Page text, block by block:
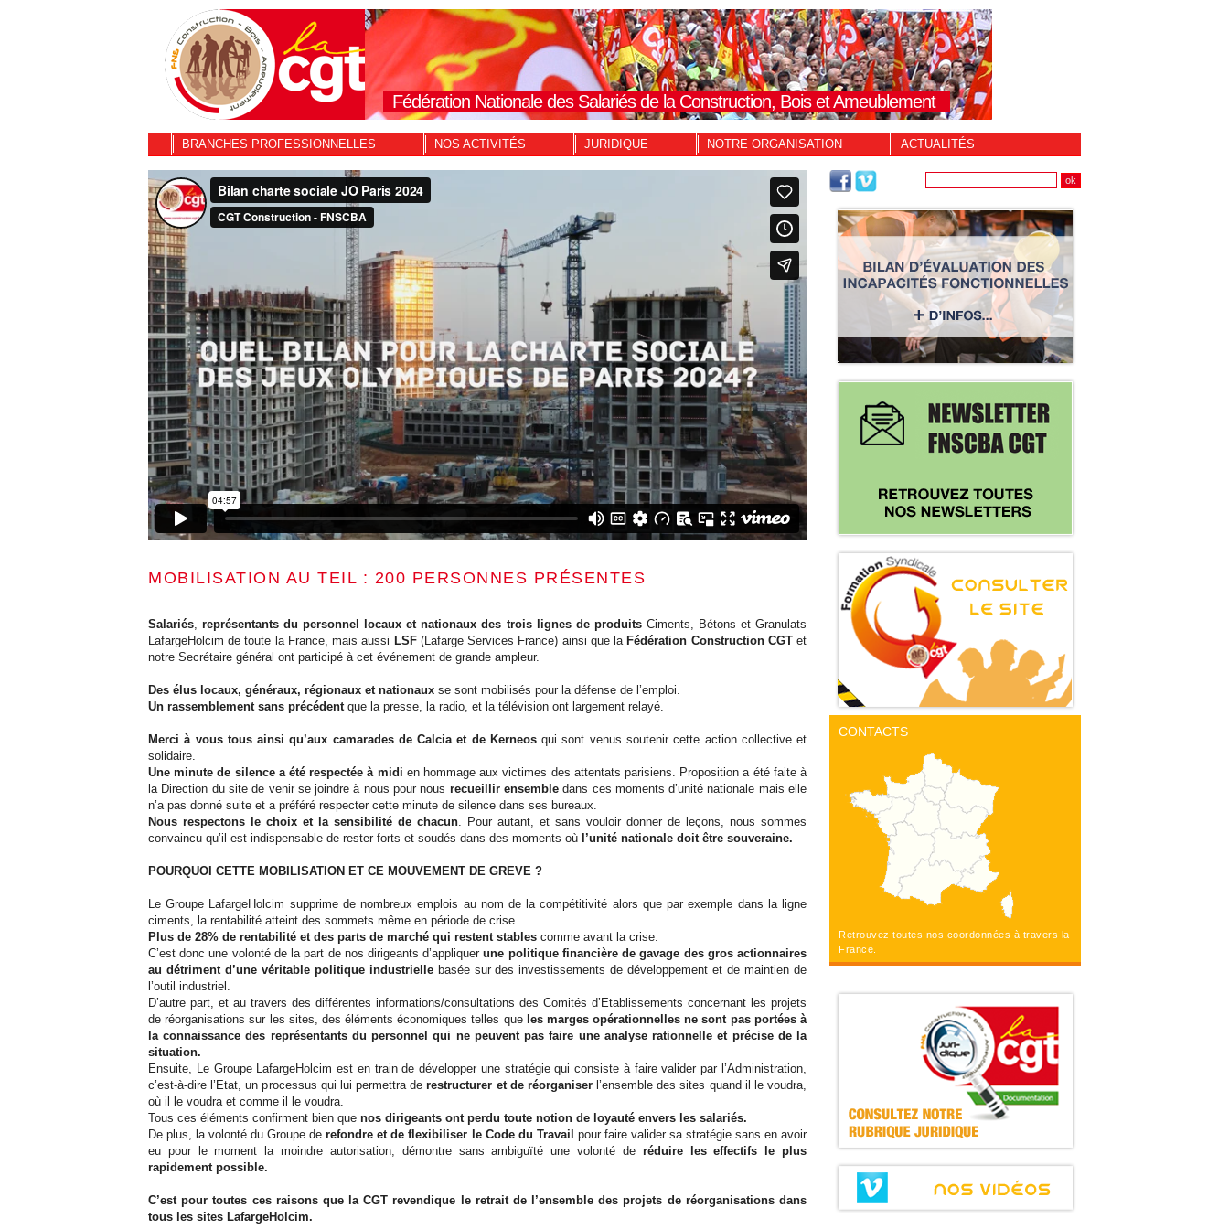
Fédération Nationale des Salariés de la Construction, Bois et Ameublement
BRANCHES PROFESSIONNELLES NOS ACTIVITÉS JURIDIQUE NOTRE ORGANISATION ACTUALITÉS
CONTACTS
Retrouvez toutes nos coordonnées à travers la
France.
MOBILISATION AU TEIL : 200 PERSONNES PRÉSENTES
Salariés,représentants du personnel locaux et nationaux des trois lignes de produitsCiments, Bétons et Granulats
LafargeHolcim de toute la France, mais aussi LSF(Lafarge Services France) ainsi que la Fédération Construction CGTet
notre Secrétaire général ont participé à cet événement de grande ampleur.
Des élus locaux, généraux, régionaux et nationaux se sont mobilisés pour la défense de l’emploi.
Un rassemblement sans précédent que la presse, la radio, et la télévision ont largement relayé.
Merci à vous tous ainsi qu’aux camarades de Calcia et de Kerneosqui sont venus soutenir cette action collective et
solidaire.
Une minute de silence a été respectée à midi en hommage aux victimes des attentats parisiens. Proposition a été faite à
la Direction du site de venir se joindre à nous pour nous recueillir ensembledans ces moments d’unité nationale mais elle
n’a pas donné suite et a préféré respecter cette minute de silence dans ses bureaux.
Nous respectons le choix et la sensibilité de chacun. Pour autant, et sans vouloir donner de leçons, nous sommes
convaincu qu’il est indispensable de rester forts et soudés dans des moments où l’unité nationale doit être souveraine.
POURQUOI CETTE MOBILISATION ET CE MOUVEMENT DE GREVE ?
Le Groupe LafargeHolcim supprime de nombreux emplois au nom de la compétitivité alors que par exemple dans la ligne
ciments, la rentabilité atteint des sommets même en période de crise.
Plus de 28% de rentabilité et des parts de marché qui restent stables comme avant la crise.
C’est donc une volonté de la part de nos dirigeants d’appliquerune politique financière de gavage des gros actionnaires
au détriment d’une véritable politique industriellebasée sur des investissements de développement et de maintien de
l’outil industriel.
D’autre part, et au travers des différentes informations/consultations des Comités d’Etablissements concernant les projets
de réorganisations sur les sites, des éléments économiques telles que les marges opérationnelles ne sont pas portées à
la connaissance des représentants du personnel qui ne peuvent pas faire une analyse rationnelle et précise de la
situation.
Ensuite, Le Groupe LafargeHolcim est en train de développer une stratégie qui consiste à faire valider par l’Administration,
c’est-à-dire l’Etat, un processus qui lui permettra derestructurer et de réorganiserl’ensemble des sites quand il le voudra,
où il le voudra et comme il le voudra.
Tous ces éléments confirment bien que nos dirigeants ont perdu toute notion de loyauté envers les salariés.
De plus, la volonté du Groupe derefondre et de flexibiliser le Code du Travail pour faire valider sa stratégie sans en avoir
eu pour le moment la moindre autorisation, démontre sans ambiguïté une volonté de réduire les effectifs le plus
rapidement possible.
C’est pour toutes ces raisons que la CGT revendique le retrait de l’ensemble des projets de réorganisations dans
tous les sites LafargeHolcim.